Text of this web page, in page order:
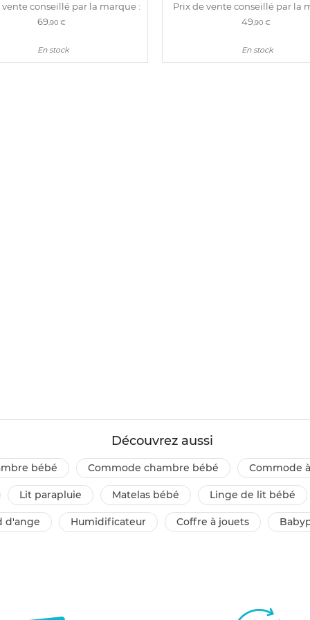
vente conseillé par la marque :
69,90 €
En stock
Prix de vente conseillé par la
49,90 €
En stock
Découvrez aussi
bébé commode chambre bébé commode
lit parapluie matelas bébé linge de lit bébé
d'ange humidificateur coffre à jouets